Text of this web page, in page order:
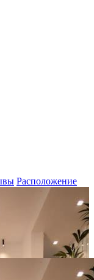
Расположение